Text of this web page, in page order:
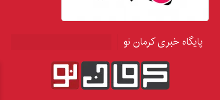
پایگاه خبری کرمان نو